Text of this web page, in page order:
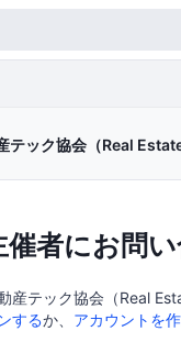
テック協会（Real
催者にお問
産テック協会（Real
するか、 アカウントを